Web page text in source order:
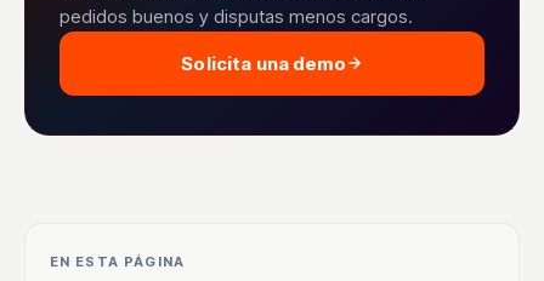
pedidos buenos y disputas menos cargos.
Solicita una demo
EN ESTA PÁGINA